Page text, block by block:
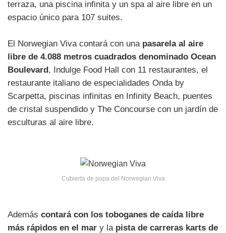
terraza, una piscina infinita y un spa al aire libre en un
espacio único para 107 suites.
El Norwegian Viva contará con una pasarela al aire
libre de 4.088 metros cuadrados denominado Ocean
Boulevard, Indulge Food Hall con 11 restaurantes, el
restaurante italiano de especialidades Onda by
Scarpetta, piscinas infinitas en Infinity Beach, puentes
de cristal suspendido y The Concourse con un jardín de
esculturas al aire libre.
Cubierta de popa del Norwegian Viva
Además contará con los toboganes de caída libre
más rápidos en el mar y la pista de carreras karts de